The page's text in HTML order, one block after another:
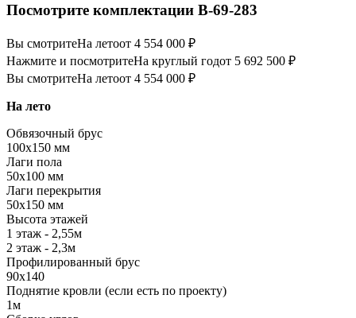
Посмотрите комплектации В-69-283
Вы смотритеНа летоот 4 554 000 ₽
Нажмите и посмотритеНа круглый годот 5 692 500 ₽
Вы смотритеНа летоот 4 554 000 ₽
На лето
Обвязочный брус
100х150 мм
Лаги пола
50х100 мм
Лаги перекрытия
50х150 мм
Высота этажей
1 этаж - 2,55м
2 этаж - 2,3м
Профилированный брус
90х140
Поднятие кровли (если есть по проекту)
1м